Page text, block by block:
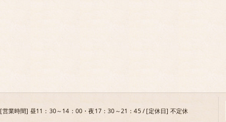
[営業時間] 昼11：30～14：00・夜17：30～21：45 / [定休日] 不定休